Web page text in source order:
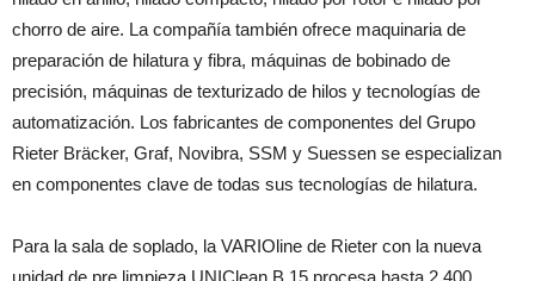
chorro de aire. La compañía también ofrece maquinaria de
preparación de hilatura y fibra, máquinas de bobinado de
precisión, máquinas de texturizado de hilos y tecnologías de
automatización. Los fabricantes de componentes del Grupo
Rieter Bräcker, Graf, Novibra, SSM y Suessen se especializan
en componentes clave de todas sus tecnologías de hilatura.
Para la sala de soplado, la VARIOline de Rieter con la nueva
unidad de pre limpieza UNIClean B 15 procesa hasta 2.400